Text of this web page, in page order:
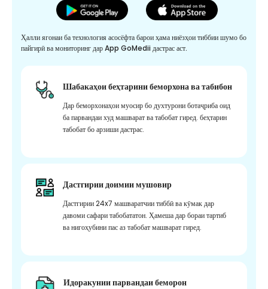
Ҳалли ягонаи ба технология асосёфта барои ҳама ниёзҳои тиббии шумо бо
пайгирӣ ва мониторинг дар App GoMedii дастрас аст.
Шабакаҳои беҳтарини беморхона ва табибон
Дар беморхонаҳои муосир бо духтурони ботаҷриба оид
ба парвандаи худ машварат ва табобат гиред. беҳтарин
табобат бо арзиши дастрас.
Дастгирии доимии мушовир
Дастгирии 24x7 машваратчии тиббӣ ва кӯмак дар
давоми сафари табобататон. Ҳамеша дар бораи тартиб
ва нигоҳубини пас аз табобат машварат гиред.
Идоракунии парвандаи беморон